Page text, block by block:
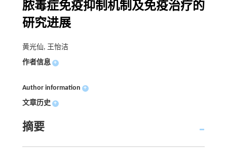
脓毒症免疫抑制机制及免疫治疗的
研究进展
黄光仙, 王怡洁
作者信息 +
Author information +
文章历史 +
摘要